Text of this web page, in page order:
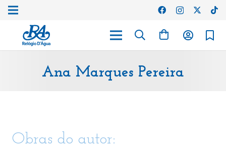
Ana Marques Pereira
Obras do autor: